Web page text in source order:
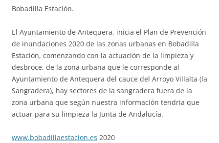
Bobadilla Estación.
El Ayuntamiento de Antequera, inicia el Plan de Prevención
de inundaciones 2020 de las zonas urbanas en Bobadilla
Estación, comenzando con la actuación de la limpieza y
desbroce, de la zona urbana que le corresponde al
Ayuntamiento de Antequera del cauce del Arroyo Villalta (la
Sangradera), hay sectores de la sangradera fuera de la
zona urbana que según nuestra información tendría que
actuar para su limpieza la Junta de Andalucía.
www.bobadillaestacion.es 2020